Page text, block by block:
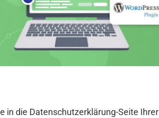
in die Datenschutzerklärung-Seite Ihrer